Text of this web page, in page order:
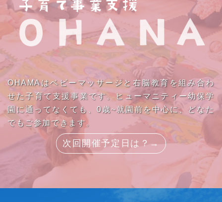
OHAMAはベビーマッサージと右脳教育を組み合わ
せた子育て支援事業です。ヒューマニティー幼保学
園に通ってなくても、0歳~就園前を中心に、どなた
でもご参加できます。
次回開催予定日は？→